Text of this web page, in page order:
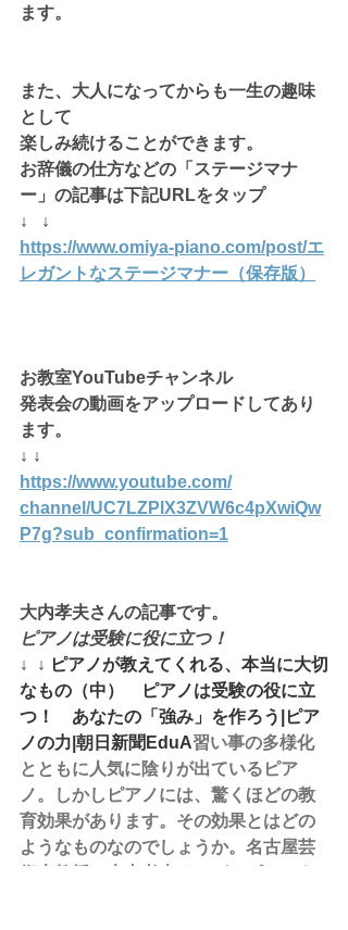
ます。
また、大人になってからも一生の趣味
として
楽しみ続けることができます。
お辞儀の仕方などの「ステージマナ
ー」の記事は下記URLをタップ
↓   ↓
https://www.omiya-piano.com/post/エ
レガントなステージマナー（保存版）
お教室YouTubeチャンネル
発表会の動画をアップロードしてあり
ます。
↓ ↓
https://www.youtube.com/
channel/UC7LZPlX3ZVW6c4pXwiQw
P7g?sub_confirmation=1
大内孝夫さんの記事です。
ピアノは受験に役に立つ！
↓  ↓ ピアノが教えてくれる、本当に大切
なもの（中）　ピアノは受験の役に立
つ！　あなたの「強み」を作ろう|ピア
ノの力|朝日新聞EduA習い事の多様化
とともに人気に陰りが出ているピア
ノ。しかしピアノには、驚くほどの教
育効果があります。その効果とはどの
ようなものなのでしょうか。名古屋芸